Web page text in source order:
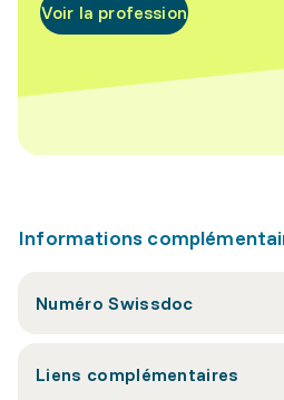
Voir la profession
Informations
Numéro Swissdoc
Liens complémentaires